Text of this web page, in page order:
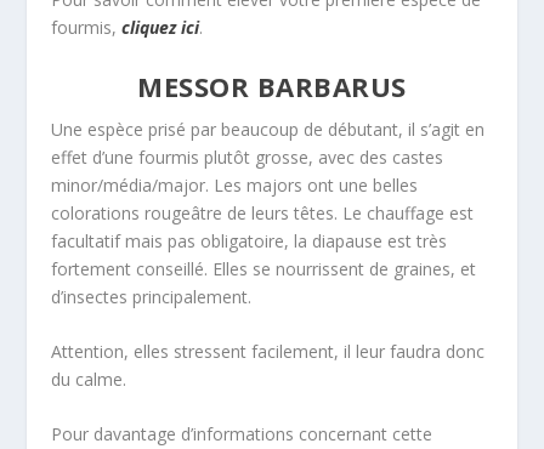
fourmis,cliquez ici.
MESSOR BARBARUS
Une espèce prisé par beaucoup de débutant, il s’agit en
effet d’une fourmis plutôt grosse, avec des castes
minor/média/major. Les majors ont une belles
colorations rougeâtre de leurs têtes. Le chauffage est
facultatif mais pas obligatoire, la diapause est très
fortement conseillé. Elles se nourrissent de graines, et
d’insectes principalement.
Attention, elles stressent facilement, il leur faudra donc
du calme.
Pour davantage d’informations concernant cette